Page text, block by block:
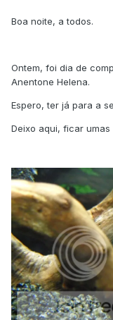
Boa noite, a todos.
Ontem, foi dia de
Anentone Helena.
Espero, ter já para a
Deixo aqui, ficar